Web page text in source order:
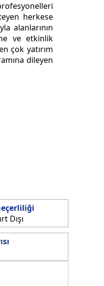
herkese
alanlarının
ve etkinlik
çok yatırım
dileyen
Dışı